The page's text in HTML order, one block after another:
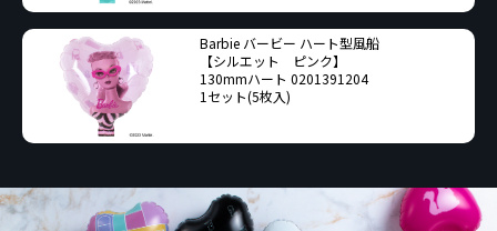
Barbie バービー ハート型風船
【シルエット ピンク】
130mmハート 0201391204
1セット(5枚入)